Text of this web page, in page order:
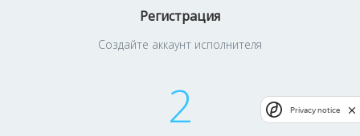
Регистрация
Создайте аккаунт исполнителя
2 Privacy notice